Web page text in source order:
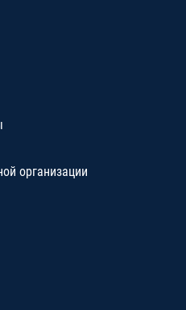
организации